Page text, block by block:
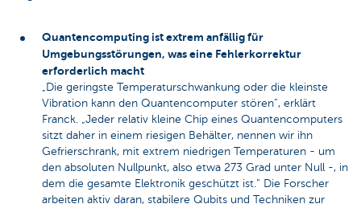
Quantencomputing ist extrem anfällig für
Umgebungsstörungen, was eine Fehlerkorrektur
erforderlich macht
„Die geringste Temperaturschwankung oder die kleinste
Vibration kann den Quantencomputer stören“, erklärt
Franck. „Jeder relativ kleine Chip eines Quantencomputers
sitzt daher in einem riesigen Behälter, nennen wir ihn
Gefrierschrank, mit extrem niedrigen Temperaturen - um
den absoluten Nullpunkt, also etwa 273 Grad unter Null -, in
dem die gesamte Elektronik geschützt ist.“ Die Forscher
arbeiten aktiv daran, stabilere Qubits und Techniken zur